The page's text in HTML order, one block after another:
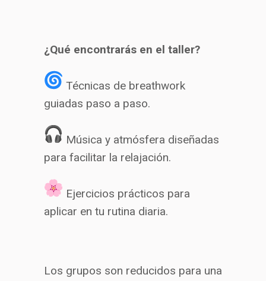
¿Qué encontrarás en el taller?
Técnicas de breathwork
guiadas paso a paso.
Música y atmósfera diseñadas
para facilitar la relajación.
Ejercicios prácticos para
aplicar en tu rutina diaria.
Los grupos son reducidos para una